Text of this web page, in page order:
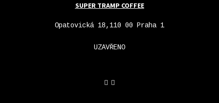
SUPER TRAMP COFFEE
Opatovická 18,110 00 Praha 1
UZAVŘENO